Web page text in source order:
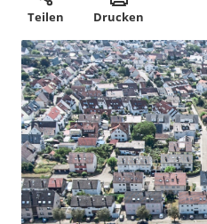
Teilen Drucken